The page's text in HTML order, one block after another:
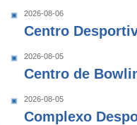
2026-08-06
Centro
2026-08-05
Centro de
2026-08-05
Complexo